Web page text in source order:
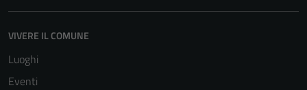
VIVERE IL COMUNE
Luoghi
Eventi